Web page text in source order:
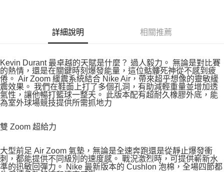
詳細說明 相關推薦
Kevin Durant 最卓越的天賦是什麼？ 過人毅力。 無論是對比賽
的熱情，還是在關鍵時刻爆發能量，這位骷髏死神從不感到疲
倦。 Air Zoom 緩震系統結合 Nike Air，帶來超乎想像的靈敏緩
震效果。 我們在鞋面上打了多個孔洞，有助減輕重量並增加透
氣性，讓他暢打籃球一整天。 此版本配有超耐久橡膠外底，能
為室外球場競技提供所需抓地力
雙 Zoom 超給力
大型前足 Air Zoom 氣墊，無論是全速奔跑還是從靜止爆發衝
刺，都能提供不同級別的速度感。 戰況激烈時，可提供嶄新水
準的迅敏回彈力。 Nike 最新版本的 Cushlon 泡棉，全場四節都